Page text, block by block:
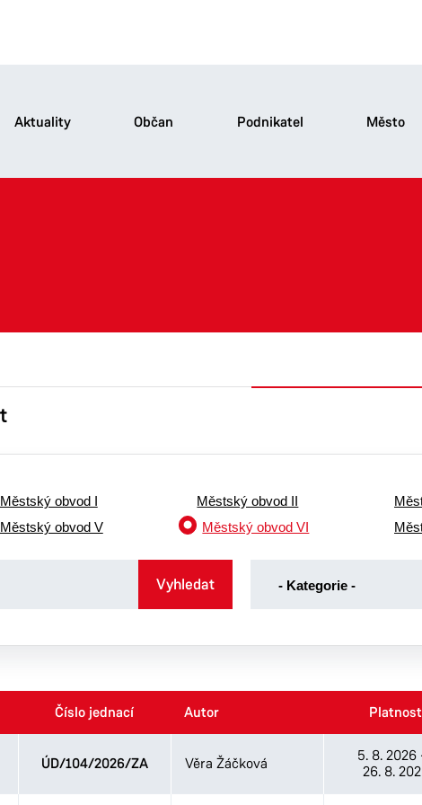
Aktuality Občan Podnikatel Město
Městský obvod I Městský obvod II
Městský obvod V
Městský obvod VI
Vyhledat
Kategorie
- Kategorie -
Číslo jednací Autor Platnost
ÚD/104/2026/ZA Věra Žáčková 5. 8. 2026
26. 8.
Číslo jednací Autor Platnost